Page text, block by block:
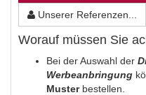
Unserer Referenzen...
Worauf müssen Sie
Bei der Auswahl der
Werbeanbringung
Musterbestellen.